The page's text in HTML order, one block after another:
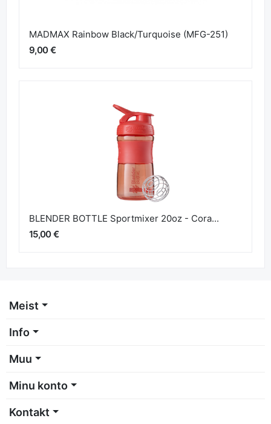
MADMAX Rainbow Black/Turquoise (MFG-251)
9,00 €
BLENDER BOTTLE Sportmixer 20oz - Cora...
15,00 €
Meist
Info
Muu
Minu konto
Kontakt